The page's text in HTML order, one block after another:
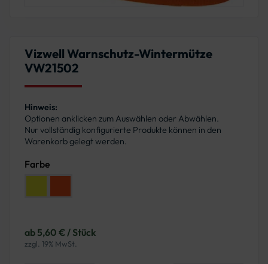
Vizwell Warnschutz-Wintermütze
VW21502
Hinweis:
Optionen anklicken zum Auswählen oder Abwählen.
Nur vollständig konfigurierte Produkte können in den
Warenkorb gelegt werden.
Farbe
ab 5,60 € / Stück
zzgl. 19% MwSt.